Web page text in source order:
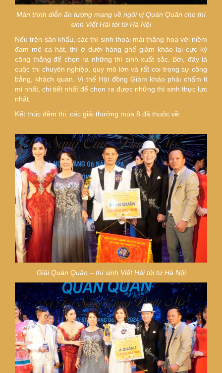
Màn trình diễn ấn tượng mang về ngôi vị Quán Quân cho thí
sinh Viết Hải tới từ Hà Nội
Nếu trên sân khấu, các thí sinh thoải mái thăng hoa với niềm
đam mê ca hát, thì ở dưới hàng ghế giám khảo lại cực kỳ
căng thẳng để chọn ra những thí sinh xuất sắc. Bởi, đây là
cuộc thi chuyên nghiệp, quy mô lớn và rất coi trọng sự công
bằng, khách quan. Vì thế Hội đồng Giám khảo phải chấm tỉ
mỉ nhất, chi tiết nhất để chọn ra được những thí sinh thực lực
nhất.
Kết thúc đêm thi, các giải thưởng mùa 8 đã thuộc về:
Giải Quán Quân –thí sinh Viết Hải tới từ Hà Nội